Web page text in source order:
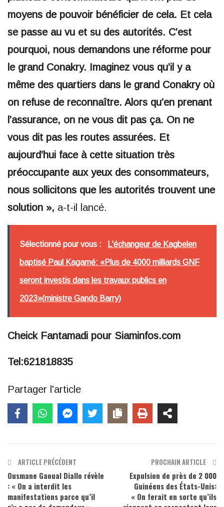
moyens de pouvoir bénéficier de cela. Et cela
se passe au vu et su des autorités. C’est
pourquoi, nous demandons une réforme pour
le grand Conakry. Imaginez vous qu’il y a
même des quartiers dans le grand Conakry où
on refuse de reconnaître. Alors qu’en prenant
l’assurance, on ne vous dit pas ça. On ne
vous dit pas les routes assurées. Et
aujourd’hui face à cette situation très
préoccupante aux yeux des consommateurs,
nous sollicitons que les autorités trouvent une
solution », a-t-il lancé.
Sélectionné pour vous : L'échangeur de Kagbelen
baptisé Paul Kagamé: «Plus de 4000 milliards GNF
seront investis dans les travaux publics en
2023»(ministre Gando Barry)
Cheick Fantamadi pour Siaminfos.com
Tel:621818835
Partager l'article
ARTICLE PRÉCÉDENT
Ousmane Gaoual Diallo révèle
: « On a interdit les
manifestations parce qu’il
PROCHAIN ARTICLE
Expulsion de près de 2 000
Guinéens des États-Unis:
« On ferait en sorte qu’ils